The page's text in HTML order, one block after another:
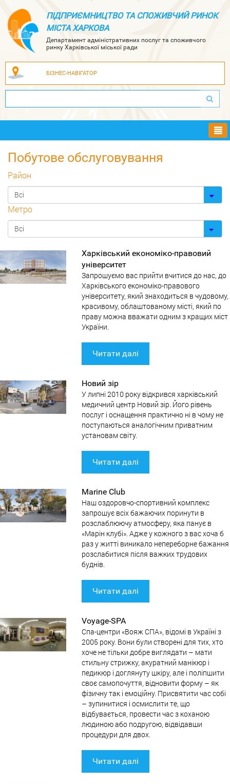
ПІДПРИЄМНИЦТВО ТА СПОЖИВЧИЙ РИНОК
МІСТА ХАРКОВА
Департамент адміністративних послуг та споживчого
ринку Харківської міської ради
БІЗНЕС-НАВІГАТОР
Побутове обслуговування
Район
Метро
Харківський економіко-правовий
університет
Запрошуємо вас прийти вчитися до нас, до
Харківського економіко-правового
університету, який знаходиться в чудовому,
красивому, облаштованому місті, який по
праву можна вважати одним з кращих міст
України.
Читати далі
Новий зір
У липні 2010 року відкрився харківський
медичний центр Новий зір. Його рівень
послуг і оснащення практично ні в чому не
поступаються аналогічним приватним
установам світу.
Читати далі
Marine Club
Наш оздоровчо-спортивний комплекс
запрошує всіх бажаючих поринути в
розслаблюючу атмосферу, яка панує в
«Марін клубі». Адже у кожного з вас хоча б
раз у житті виникало непереборне бажання
розслабитися після важких трудових
буднів.
Читати далі
Voyage-SPA
Спа-центри «Вояж СПА», відомі в Україні з
2005 року. Вони були створені для тих, хто
хоче не тільки добре виглядати – мати
стильну стрижку, акуратний манікюр і
педикюр і доглянуту шкіру, але і поліпшити
своє самопочуття, відновити форму – як
фізичну так і емоційну. Присвятити час собі
– зупинитися і осмислити те, що
відбувається, провести час з коханою
людиною або подругою, відвідавши
процедури для двох.
Читати далі